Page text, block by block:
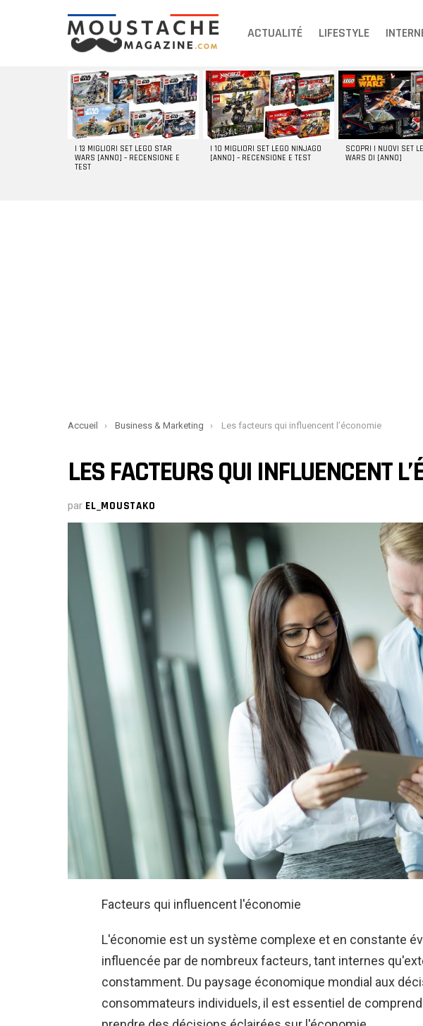
ACTUALITÉ LIFESTYLE
DERNIERS
ARTICLES
I 13 MIGLIORI SET LEGO STAR
WARS [ANNO] – RECENSIONE E
TEST
I 10 MIGLIORI SET LEGO NINJAGO
[ANNO] – RECENSIONE E TEST
SCOPRI I NUOVI SET
WARS DI [ANNO]
You are here:
Accueil Business & Marketing Les facteurs qui influencent l’économie
LES FACTEURS QUI INFLUENCENT
par EL_MOUSTAKO
Facteurs qui influencent l'économie
L'économie est un système complexe et en constante
influencée par de nombreux facteurs, tant internes
constamment. Du paysage économique mondial aux
consommateurs individuels, il est essentiel de